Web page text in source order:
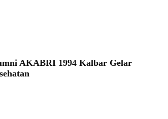
AKABRI 1994 Kalbar Gelar